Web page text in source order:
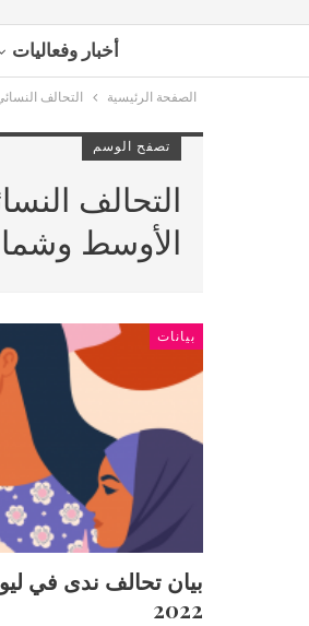
أخبار وفعاليات
الصفحة الرئيسية التحالف
تصفح الوسم
التحالف
الأوسط
بيانات
بيان تحالف ندى في
2022